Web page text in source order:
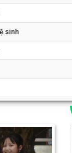
sinh
Next